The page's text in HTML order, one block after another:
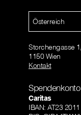
Österreich
Storchengasse
1150 Wien
Kontakt
Spendenkonto
Caritas
IBAN: AT23